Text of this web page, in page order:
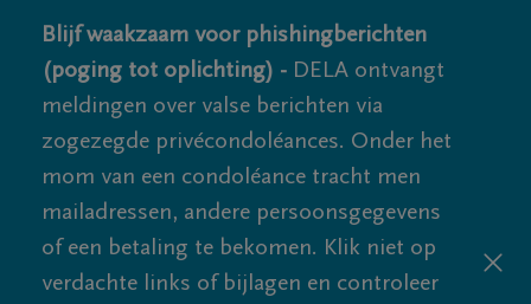
Blijf waakzaam voor phishingberichten
(poging tot oplichting) - DELA ontvangt
meldingen over valse berichten via
zogezegde privécondoléances. Onder het
mom van een condoléance tracht men
mailadressen, andere persoonsgegevens
of een betaling te bekomen. Klik niet op
verdachte links of bijlagen en controleer